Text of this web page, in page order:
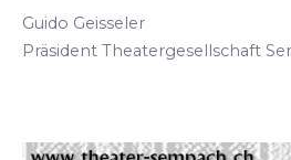
Guido Geisseler
Präsident Theatergesellschaft